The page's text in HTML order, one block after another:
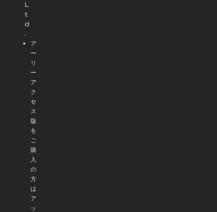
L
t
d
.
ア
ー
リ
ー
ア
ク
セ
ス
版
を
ご
購
入
の
方
は
ア
ッ